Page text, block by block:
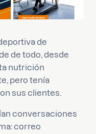
de
de todo, desde
nutrición
pero tenía
sus clientes.
conversaciones
correo